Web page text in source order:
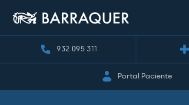
932 095 311
Portal Paciente